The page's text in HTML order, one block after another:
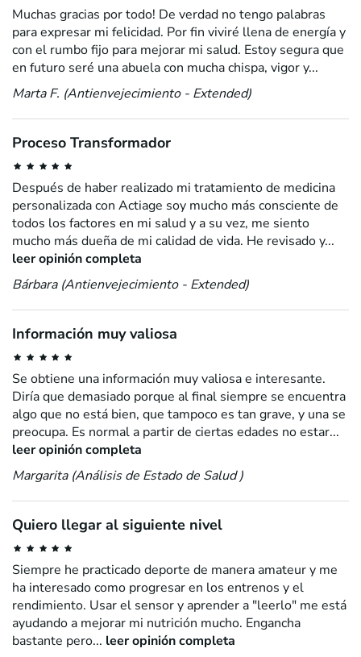
Muchas gracias por todo! De verdad no tengo palabras
para expresar mi felicidad. Por fin viviré llena de energía y
con el rumbo fijo para mejorar mi salud. Estoy segura que
en futuro seré una abuela con mucha chispa, vigor y...
Marta F. (Antienvejecimiento - Extended)
Proceso Transformador
Después de haber realizado mi tratamiento de medicina
personalizada con Actiage soy mucho más consciente de
todos los factores en mi salud y a su vez, me siento
mucho más dueña de mi calidad de vida. He revisado y...
leer opinión completa
Bárbara (Antienvejecimiento - Extended)
Información muy valiosa
Se obtiene una información muy valiosa e interesante.
Diría que demasiado porque al final siempre se encuentra
algo que no está bien, que tampoco es tan grave, y una se
preocupa. Es normal a partir de ciertas edades no estar...
leer opinión completa
Margarita (Análisis de Estado de Salud )
Quiero llegar al siguiente nivel
Siempre he practicado deporte de manera amateur y me
ha interesado como progresar en los entrenos y el
rendimiento. Usar el sensor y aprender a "leerlo" me está
ayudando a mejorar mi nutrición mucho. Engancha
bastante pero... leer opinión completa